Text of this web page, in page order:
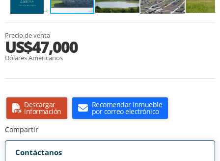
Precio de venta
US$47,000
Dólares Americanos
Descargar
información
Recomendar inmueble
por correo electrónico
Compartir
Contáctanos